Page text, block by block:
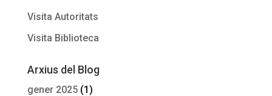
Visita Autoritats
Visita Biblioteca
Arxius del Blog
gener 2025(1)